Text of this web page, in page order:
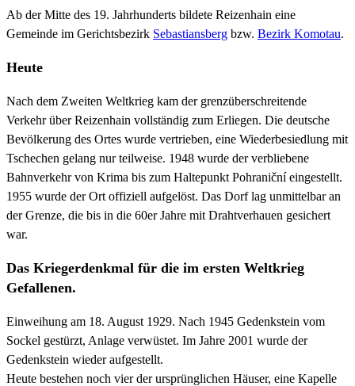
Ab der Mitte des 19. Jahrhunderts bildete Reizenhain eine
Gemeinde im Gerichtsbezirk Sebastiansberg bzw. Bezirk Komotau.
Heute
Nach dem Zweiten Weltkrieg kam der grenzüberschreitende
Verkehr über Reizenhain vollständig zum Erliegen. Die deutsche
Bevölkerung des Ortes wurde vertrieben, eine Wiederbesiedlung mit
Tschechen gelang nur teilweise. 1948 wurde der verbliebene
Bahnverkehr von Krima bis zum Haltepunkt Pohraniční eingestellt.
1955 wurde der Ort offiziell aufgelöst. Das Dorf lag unmittelbar an
der Grenze, die bis in die 60er Jahre mit Drahtverhauen gesichert
war.
Das Kriegerdenkmal für die im ersten Weltkrieg
Gefallenen.
Einweihung am 18. August 1929. Nach 1945 Gedenkstein vom
Sockel gestürzt, Anlage verwüstet. Im Jahre 2001 wurde der
Gedenkstein wieder aufgestellt.
Heute bestehen noch vier der ursprünglichen Häuser, eine Kapelle